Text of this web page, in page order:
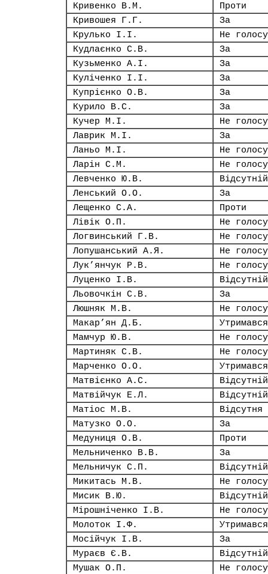
Кривенко В.М.
Проти
Кривошея Г.Г.
За
Крулько І.І.
Не
Кудлаєнко С.В.
За
Кузьменко А.І.
За
Куліченко І.І.
За
Купрієнко О.В.
За
Курило В.С.
За
Кучер М.І.
Не
Лаврик М.І.
За
Ланьо М.І.
Не
Ларін С.М.
Не
Левченко Ю.В.
Відсутній
Ленський О.О.
За
Лещенко С.А.
Проти
Лівік О.П.
Не
Логвинський Г.В.
Не
Лопушанський А.Я.
Не
Лук’янчук Р.В.
Не
Луценко І.В.
Відсутній
Льовочкін С.В.
За
Люшняк М.В.
Не
Макар’ян Д.Б.
Утримався
Мамчур Ю.В.
Не
Мартиняк С.В.
Не
Марченко О.О.
Утримався
Матвієнко А.С.
Відсутній
Матвійчук Е.Л.
Відсутній
Матіос М.В.
Відсутня
Матузко О.О.
За
Медуниця О.В.
Проти
Мельниченко В.В.
За
Мельничук С.П.
Відсутній
Микитась М.В.
Не
Мисик В.Ю.
Відсутній
Мірошніченко І.В.
Не
Молоток І.Ф.
Утримався
Мосійчук І.В.
За
Мураєв Є.В.
Відсутній
Мушак О.П.
Не